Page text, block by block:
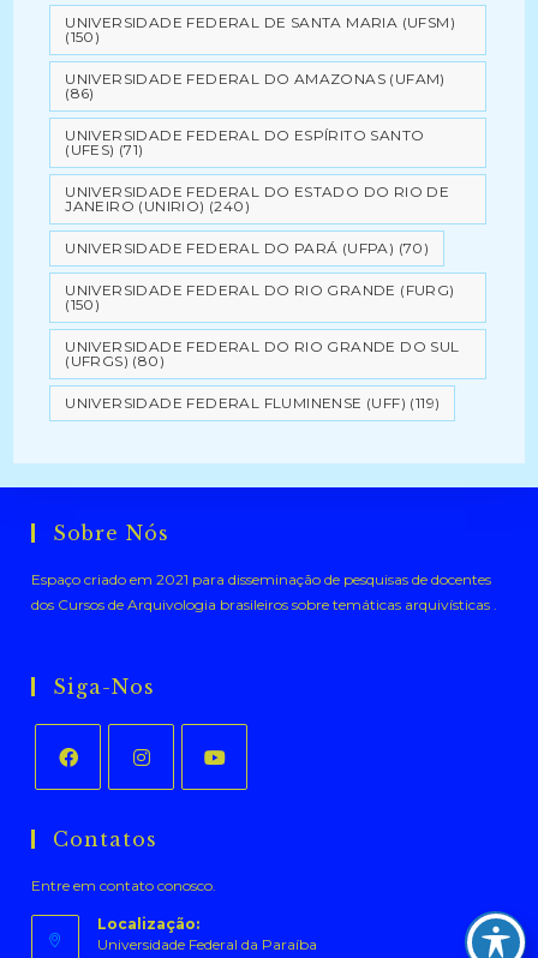
UNIVERSIDADE FEDERAL DE SANTA MARIA (UFSM)
(150)
UNIVERSIDADE FEDERAL DO AMAZONAS (UFAM)
(86)
UNIVERSIDADE FEDERAL DO ESPÍRITO SANTO
(UFES) (71)
UNIVERSIDADE FEDERAL DO ESTADO DO RIO DE
JANEIRO (UNIRIO) (240)
UNIVERSIDADE FEDERAL DO PARÁ (UFPA) (70)
UNIVERSIDADE FEDERAL DO RIO GRANDE (FURG)
(150)
UNIVERSIDADE FEDERAL DO RIO GRANDE DO SUL
(UFRGS) (80)
UNIVERSIDADE FEDERAL FLUMINENSE (UFF) (119)
Sobre Nós
Espaço criado em 2021 para disseminação de pesquisas de docentes
dos Cursos de Arquivologia brasileiros sobre temáticas arquivísticas .
Siga-Nos
em
nova
aba
em
nova
aba
nova
aba
Contatos
Entre em contato conosco.
Localização:
Universidade Federal da Paraíba